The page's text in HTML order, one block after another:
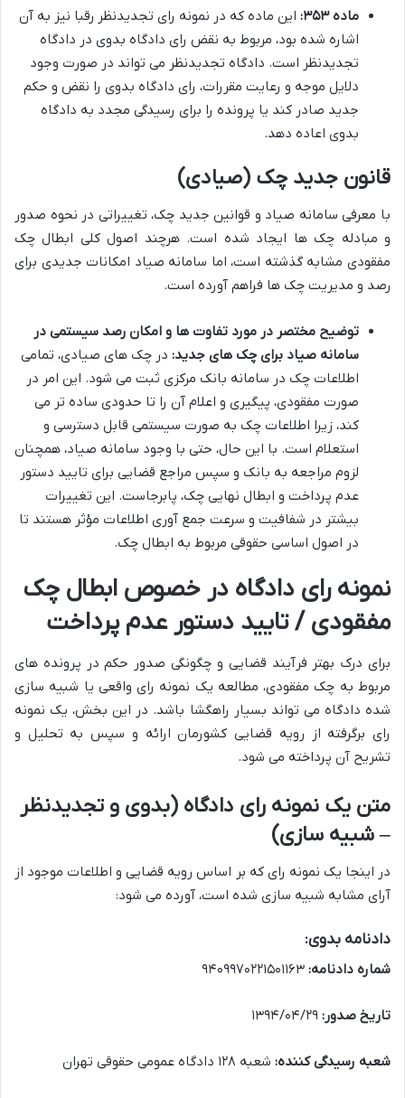
ماده ۳۵۳:
این ماده که در نمونه رای تجدیدنظر رقبا نیز به آن
اشاره شده بود، مربوط به نقض رای دادگاه بدوی در دادگاه
تجدیدنظر است. دادگاه تجدیدنظر می تواند در صورت وجود
دلایل موجه و رعایت مقررات، رای دادگاه بدوی را نقض و حکم
جدید صادر کند یا پرونده را برای رسیدگی مجدد به دادگاه
بدوی اعاده دهد.
قانون جدید چک (صیادی)
با معرفی سامانه صیاد و قوانین جدید چک، تغییراتی در نحوه صدور
و مبادله چک ها ایجاد شده است. هرچند اصول کلی ابطال چک
مفقودی مشابه گذشته است، اما سامانه صیاد امکانات جدیدی برای
رصد و مدیریت چک ها فراهم آورده است.
توضیح مختصر در مورد تفاوت ها و امکان رصد سیستمی در
سامانه صیاد برای چک های جدید: در چک های صیادی، تمامی
اطلاعات چک در سامانه بانک مرکزی ثبت می شود. این امر در
صورت مفقودی، پیگیری و اعلام آن را تا حدودی ساده تر می
کند، زیرا اطلاعات چک به صورت سیستمی قابل دسترسی و
استعلام است. با این حال، حتی با وجود سامانه صیاد، همچنان
لزوم مراجعه به بانک و سپس مراجع قضایی برای تایید دستور
عدم پرداخت و ابطال نهایی چک، پابرجاست. این تغییرات
بیشتر در شفافیت و سرعت جمع آوری اطلاعات مؤثر هستند تا
در اصول اساسی حقوقی مربوط به ابطال چک.
نمونه رای دادگاه در خصوص ابطال چک
مفقودی / تایید دستور عدم پرداخت
برای درک بهتر فرآیند قضایی و چگونگی صدور حکم در پرونده های
مربوط به چک مفقودی، مطالعه یک نمونه رای واقعی یا شبیه سازی
شده دادگاه می تواند بسیار راهگشا باشد. در این بخش، یک نمونه
رای برگرفته از رویه قضایی کشورمان ارائه و سپس به تحلیل و
تشریح آن پرداخته می شود.
متن یک نمونه رای دادگاه (بدوی و تجدیدنظر
– شبیه سازی)
در اینجا یک نمونه رای که بر اساس رویه قضایی و اطلاعات موجود از
آرای مشابه شبیه سازی شده است، آورده می شود:
دادنامه بدوی:
شماره دادنامه:
تاریخ صدور:
شعبه رسیدگی کننده: شعبه ۱۲۸ دادگاه عمومی حقوقی تهران